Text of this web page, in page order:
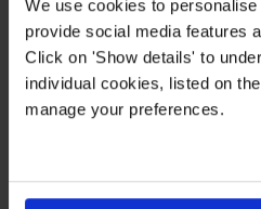
We use cookies to
provide social media features
Click on 'Show details' to
individual cookies, listed on
manage your preferences.